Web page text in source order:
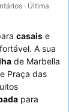
· Última
casais e
A sua
de Marbella
Praça das
para